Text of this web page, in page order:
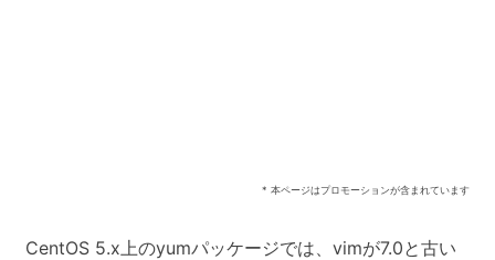
* 本ページはプロモーションが含まれています
CentOS 5.x上のyumパッケージでは、vimが7.0と古い